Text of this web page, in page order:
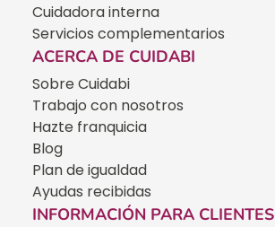
Cuidadora interna
Servicios complementarios
ACERCA DE CUIDABI
Sobre Cuidabi
Trabajo con nosotros
Hazte franquicia
Blog
Plan de igualdad
Ayudas recibidas
INFORMACIÓN PARA CLIENTES